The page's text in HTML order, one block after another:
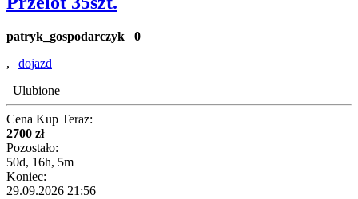
patryk_gospodarczyk 0
, | dojazd
Ulubione
Cena Kup Teraz:
2700 zł
Pozostało:
50d, 16h, 5m
Koniec:
29.09.2026 21:56